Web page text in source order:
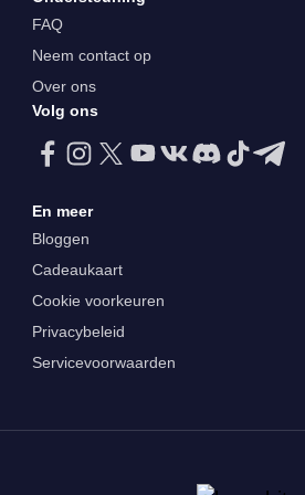
FAQ
Neem contact op
Over ons
Volg ons
En meer
Bloggen
Cadeaukaart
Cookie voorkeuren
Privacybeleid
Servicevoorwaarden